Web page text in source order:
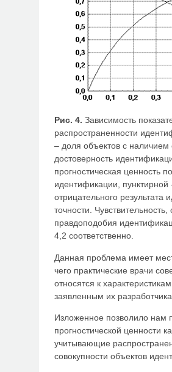
Рис. 4. Зависимость
распространенности
– доля объектов с
достоверность
прогностическая ценность
идентификации, пунктирной
отрицательного результата
точности.
правдоподобия
4,2 соответственно.
Данная проблема имеет
чего практические врачи
относятся к
заявленным их
Изложенное позволило нам
прогностической ценности
учитывающие
совокупности объектов